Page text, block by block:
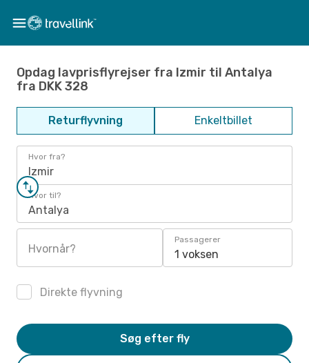
Opdag lavprisflyrejser fra Izmir til Antalya
fra DKK 328
Returflyvning Enkeltbillet
Hvor fra?
Izmir
Hvor til?
Antalya
Hvornår?
Passagerer
1 voksen
Direkte flyvning
Søg efter fly